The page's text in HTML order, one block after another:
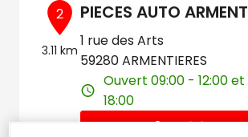
2
3.11 km
PIECES AUTO
1 rue des Arts
59280 ARMENTIERES
Ouvert 09:00 - 12:00 et
18:00
Téléphone